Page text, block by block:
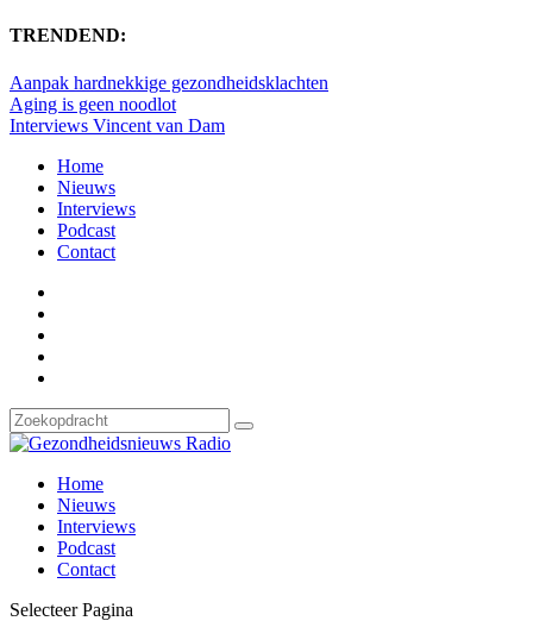
TRENDEND:
Aanpak hardnekkige gezondheidsklachten
Aging is geen noodlot
Interviews Vincent van Dam
Home
Nieuws
Interviews
Podcast
Contact
Home
Nieuws
Interviews
Podcast
Contact
Selecteer Pagina